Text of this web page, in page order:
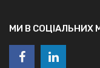
МИ В СОЦІАЛЬНИХ